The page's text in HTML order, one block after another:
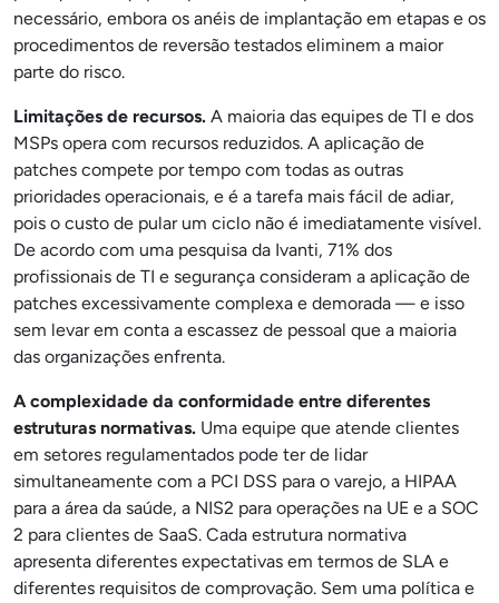
necessário, embora os anéis de implantação em etapas e os
procedimentos de reversão testados eliminem a maior
parte do risco.
Limitações de recursos. A maioria das equipes de TI e dos
MSPs opera com recursos reduzidos. A aplicação de
patches compete por tempo com todas as outras
prioridades operacionais, e é a tarefa mais fácil de adiar,
pois o custo de pular um ciclo não é imediatamente visível.
De acordo com uma pesquisa da Ivanti, 71% dos
profissionais de TI e segurança consideram a aplicação de
patches excessivamente complexa e demorada — e isso
sem levar em conta a escassez de pessoal que a maioria
das organizações enfrenta.
A complexidade da conformidade entre diferentes
estruturas normativas. Uma equipe que atende clientes
em setores regulamentados pode ter de lidar
simultaneamente com a PCI DSS para o varejo, a HIPAA
para a área da saúde, a NIS2 para operações na UE e a SOC
2 para clientes de SaaS. Cada estrutura normativa
apresenta diferentes expectativas em termos de SLA e
diferentes requisitos de comprovação. Sem uma política e